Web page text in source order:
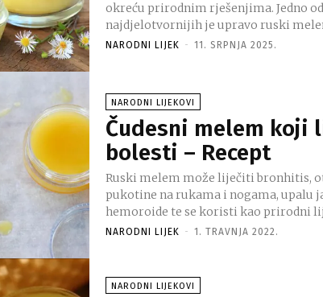
okreću prirodnim rješenjima. Jedno
najdjelotvornijih je upravo ruski
NARODNI LIJEK - 11. SRPNJA 2025.
NARODNI LIJEKOVI
Čudesni melem koji
bolesti – Recept
Ruski melem može liječiti bronhitis,
pukotine na rukama i nogama, upalu
hemoroide te se koristi kao prirodni
NARODNI LIJEK - 1. TRAVNJA 2022.
NARODNI LIJEKOVI